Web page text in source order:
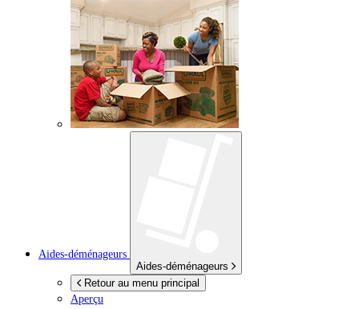
Aides-déménageurs
Aides-déménageurs
Retour au menu principal
Aperçu